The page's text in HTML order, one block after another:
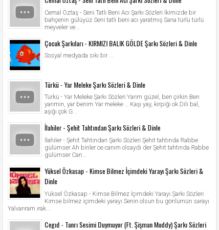
Cemal Öztaş - Seni Tatlı Beni Acı Şarkı Sözleri İkimizde bir
bahçenin gülüyüz Seni tatlı beni acı yaratmış Sana türlü türlü
meyveler ve...
Çocuk Şarkıları - KIRMIZI BALIK GÖLDE Şarkı Sözleri & Dinle
Sosyal medyada sıkı bir ...
Türkü - Yar Meleke Şarkı Sözleri & Dinle
Türkü - Yar Meleke Şarkı Sözleri Yarim güzel, ben çirkin Ben
yarimin, yar benim Yar meleke … Kaşı yay, kirpiği ok Dili bal,
aşığı çok G...
İlahiler - Şehit Tahtından Şarkı Sözleri & Dinle
İlahiler - Şehit Tahtından Şarkı Sözleri Şehit tahtında Rabbe
gülümser Ah binler ce canım olsaydı der Şehit tahtında Rabbe
gülümser Can...
Yüksel Özkasap - Kimse Bilmez İçimdeki Yarayı Şarkı Sözleri &
Dinle
Yüksel Özkasap - Kimse Bilmez İçimdeki Yarayı Şarkı Sözleri
Kimse bilmez içimdeki yarayı Senin olsun bu gönlümün sarayı
Yalvarıram ırak...
Cegıd - Tanrı Sesimi Duymuyor (Ft. Şişman Muddy) Şarkı Sözleri